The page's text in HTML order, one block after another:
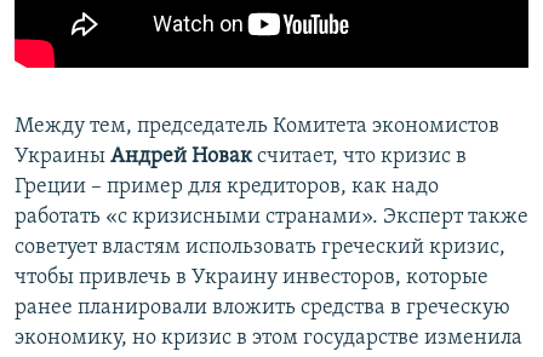
Между тем, председатель Комитета экономистов
Украины Андрей Новаксчитает, что кризис в
Греции – пример для кредиторов, как надо
работать «с кризисными странами». Эксперт также
советует властям использовать греческий кризис,
чтобы привлечь в Украину инвесторов, которые
ранее планировали вложить средства в греческую
экономику, но кризис в этом государстве изменила